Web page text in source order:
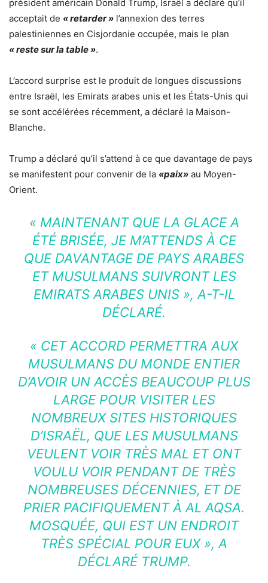
président américain Donald Trump, Israël a déclaré qu’il
acceptait de « retarder » l’annexion des terres
palestiniennes en Cisjordanie occupée, mais le plan
« reste sur la table ».
L’accord surprise est le produit de longues discussions
entre Israël, les Emirats arabes unis et les États-Unis qui
se sont accélérées récemment, a déclaré la Maison-
Blanche.
Trump a déclaré qu’il s’attend à ce que davantage de pays
se manifestent pour convenir de la «paix» au Moyen-
Orient.
« MAINTENANT QUE LA GLACE A
ÉTÉ BRISÉE, JE M’ATTENDS À CE
QUE DAVANTAGE DE PAYS ARABES
ET MUSULMANS SUIVRONT LES
EMIRATS ARABES UNIS », A-T-IL
DÉCLARÉ.
« CET ACCORD PERMETTRA AUX
MUSULMANS DU MONDE ENTIER
D’AVOIR UN ACCÈS BEAUCOUP PLUS
LARGE POUR VISITER LES
NOMBREUX SITES HISTORIQUES
D’ISRAËL, QUE LES MUSULMANS
VEULENT VOIR TRÈS MAL ET ONT
VOULU VOIR PENDANT DE TRÈS
NOMBREUSES DÉCENNIES, ET DE
PRIER PACIFIQUEMENT À AL AQSA.
MOSQUÉE, QUI EST UN ENDROIT
TRÈS SPÉCIAL POUR EUX », A
DÉCLARÉ TRUMP.